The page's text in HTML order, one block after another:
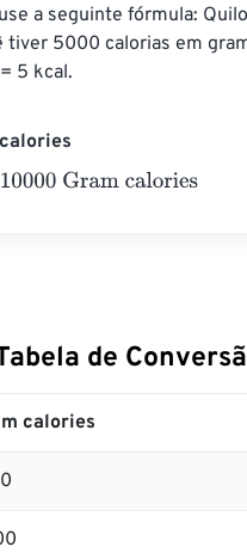
a seguinte fórmula:
tiver 5000 calorias em
5 kcal.
calories
de
calories